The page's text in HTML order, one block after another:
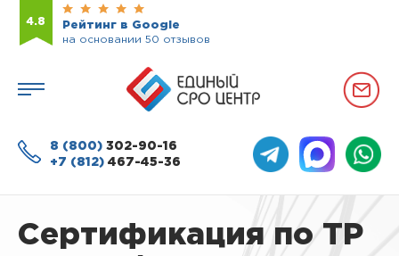
4.8
Рейтинг в Google
на основании 50 отзывов
8 (800) 302-90-16
+7 (812) 467-45-36
Сертификация по ТР